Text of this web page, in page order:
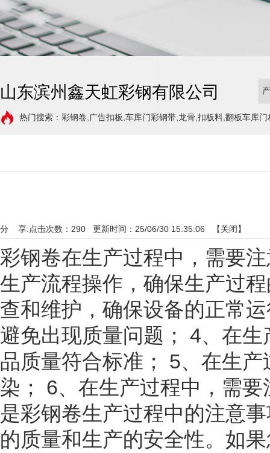
山东滨州鑫天虹彩钢有限公司
热门搜索：彩钢卷,广告扣板,车库门彩钢带,龙骨,扣板料,翻板车库
点击次数： 290 更新时间：25/06/30 15:35:06 【关闭】
分 享:
彩钢卷在生产过程中，需要
生产流程操作，确保生产过
查和维护，确保设备的正常
避免出现质量问题； 4、在
品质量符合标准； 5、在生
染； 6、在生产过程中，需
是彩钢卷生产过程中的注意
的质量和生产的安全性。如